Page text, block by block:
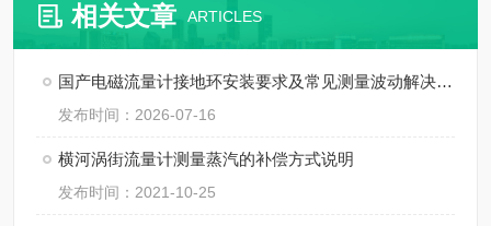
相关文章 ARTICLES
国产电磁流量计接地环安装要求及常见测量波动解决方法
发布时间：2026-07-16
横河涡街流量计测量蒸汽的补偿方式说明
发布时间：2021-10-25